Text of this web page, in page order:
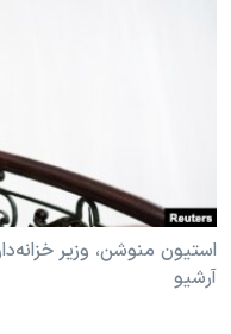
اسرائیل در جنگ
آرشیو پخش زنده
حمله جمهوری اسلامی به
ورزش زنان در ایران
مجموعه مستندهای
زبانهای مختلف
استیون منوشن، وزیر
آرشیو